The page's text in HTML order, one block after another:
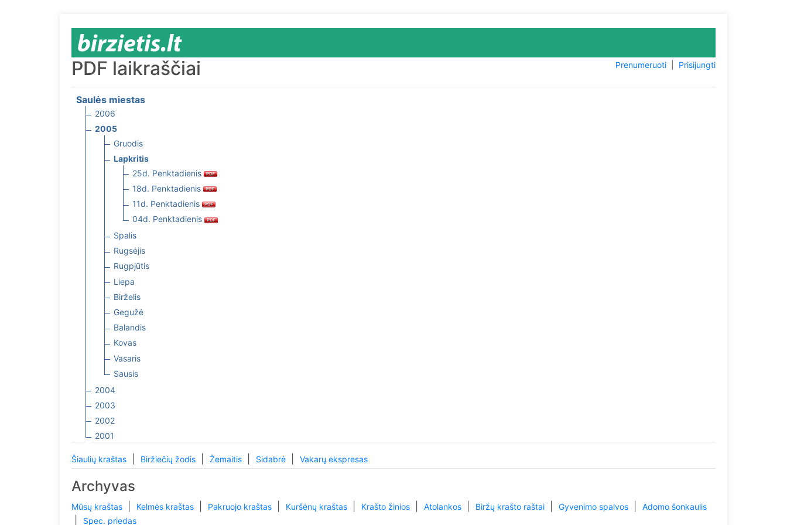
PDF laikraščiai Prenumeruoti| Prisijungti
Saulės miestas
2006
2005
Gruodis
Lapkritis
25d. Penktadienis
18d. Penktadienis
11d. Penktadienis
04d. Penktadienis
Spalis
Rugsėjis
Rugpjūtis
Liepa
Birželis
Gegužė
Balandis
Kovas
Vasaris
Sausis
2004
2003
2002
2001
Šiaulių kraštas Biržiečių žodis Žemaitis Sidabrė Vakarų ekspresas
Archyvas
Mūsų kraštas Kelmės kraštas Pakruojo kraštas Kuršėnų kraštas Krašto žinios Atolankos Biržų krašto raštai Gyvenimo spalvos Adomo šonkaulis
Spec. priedas